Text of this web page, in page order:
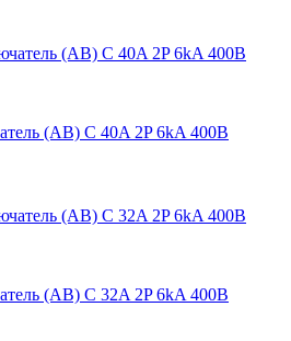
(АВ) C 40A 2P 6kA 400В
(АВ) C 32A 2P 6kA 400В